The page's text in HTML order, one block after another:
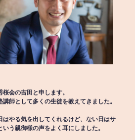
会の吉田と申します。
師として多くの生徒を教えてきました。
はやる気を出してくれるけど、ない日はサ
う親御様の声をよく耳にしました。